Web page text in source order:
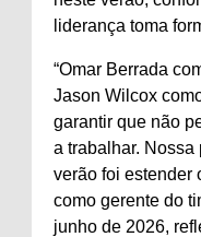
liderança toma
“Omar Berrada
Jason Wilcox
garantir que não
a trabalhar.
verão foi estender
como gerente do
junho de 2026,